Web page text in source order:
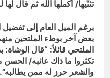
تثنّيها/ أكملها الله ثم قال
برغم الميل العام إلى
بعض آخر بوطء الملتحين
الملتحي قائلاً: “قال
تكثروا ما ذاك عائبه/
والشعر حرز له ممن يطالبه”.